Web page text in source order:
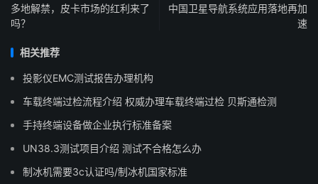
多地解禁，皮卡市场的红利来了
吗？
中国卫星导航系统应用落地再加
速
相关推荐
投影仪EMC测试报告办理机构
车载终端过检流程介绍 权威办理车载终端过检 贝斯通检测
手持终端设备做企业执行标准备案
UN38.3测试项目介绍 测试不合格怎么办
制冰机需要3c认证吗/制冰机国家标准